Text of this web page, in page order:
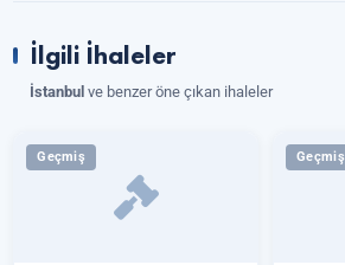
İlgili İhaleler
İstanbul ve benzer öne çıkan ihaleler
Geçmiş Geçmiş